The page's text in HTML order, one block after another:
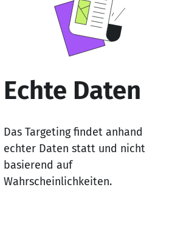
Echte Daten
Das Targeting findet anhand
echter Daten statt und nicht
basierend auf
Wahrscheinlichkeiten.